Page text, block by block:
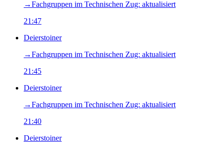
→‎Fachgruppen im Technischen Zug: aktualisiert
21:47
Deierstoiner
→‎Fachgruppen im Technischen Zug: aktualisiert
21:45
Deierstoiner
→‎Fachgruppen im Technischen Zug: aktualisiert
21:40
Deierstoiner